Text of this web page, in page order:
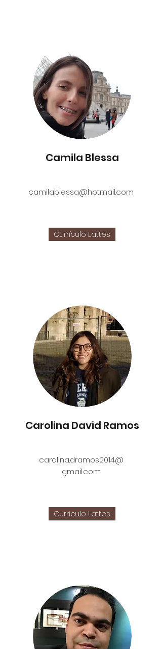
Camila Blessa
camilablessa@hotmail.com
Currículo Lattes
Carolina David Ramos
carolina.dramos2014@
gmail.com
Currículo Lattes